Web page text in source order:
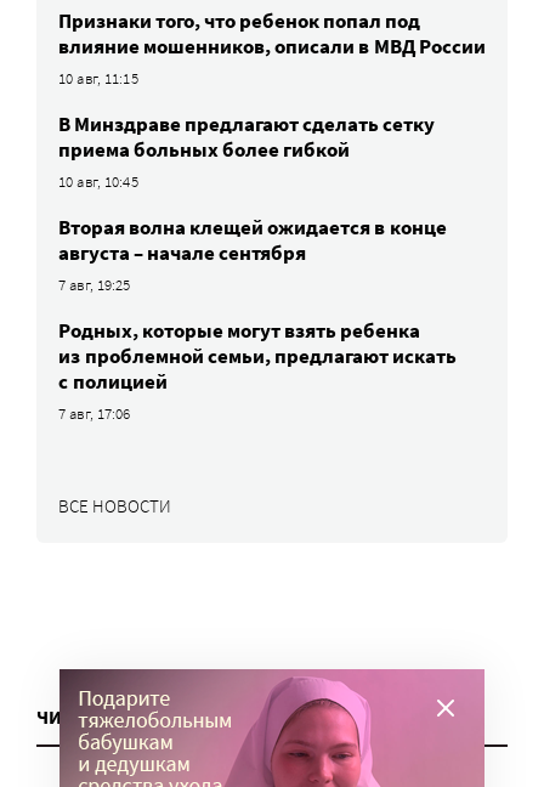
Признаки того, что ребенок попал под
влияние мошенников, описали в МВД России
10 авг, 11:15
В Минздраве предлагают сделать сетку
приема больных более гибкой
10 авг, 10:45
Вторая волна клещей ожидается в конце
августа – начале сентября
7 авг, 19:25
Родных, которые могут взять ребенка
из проблемной семьи, предлагают искать
с полицией
7 авг, 17:06
ВСЕ НОВОСТИ
ЧИТАТЬ ЕЩЕ